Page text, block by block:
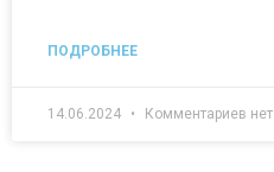
ПОДРОБНЕЕ
14.06.2024 Комментариев нет